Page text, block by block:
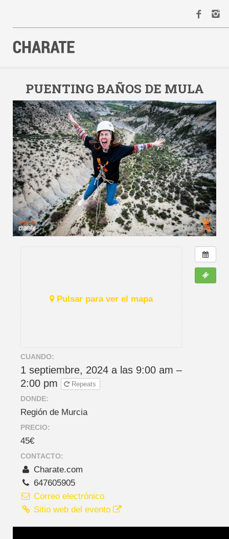
AGENDA
ACTIVIDADES
ALQUILER
EQUIPO
CONTACTO
PUENTING BAÑOS DE MULA
Pulsar para ver el mapa
CUANDO:
1 septiembre, 2024 a las 9:00 am –
2:00 pm
Repeats
DONDE:
Región de Murcia
PRECIO:
45€
CONTACTO:
Charate.com
647605905
Correo electrónico
Sitio web del evento